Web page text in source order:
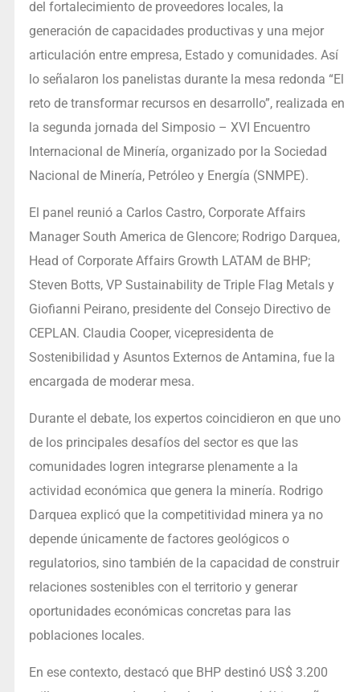
del fortalecimiento de proveedores locales, la
generación de capacidades productivas y una mejor
articulación entre empresa, Estado y comunidades. Así
lo señalaron los panelistas durante la mesa redonda “El
reto de transformar recursos en desarrollo”, realizada en
la segunda jornada del Simposio – XVI Encuentro
Internacional de Minería, organizado por la Sociedad
Nacional de Minería, Petróleo y Energía (SNMPE).
El panel reunió a Carlos Castro, Corporate Affairs
Manager South America de Glencore; Rodrigo Darquea,
Head of Corporate Affairs Growth LATAM de BHP;
Steven Botts, VP Sustainability de Triple Flag Metals y
Giofianni Peirano, presidente del Consejo Directivo de
CEPLAN. Claudia Cooper, vicepresidenta de
Sostenibilidad y Asuntos Externos de Antamina, fue la
encargada de moderar mesa.
Durante el debate, los expertos coincidieron en que uno
de los principales desafíos del sector es que las
comunidades logren integrarse plenamente a la
actividad económica que genera la minería. Rodrigo
Darquea explicó que la competitividad minera ya no
depende únicamente de factores geológicos o
regulatorios, sino también de la capacidad de construir
relaciones sostenibles con el territorio y generar
oportunidades económicas concretas para las
poblaciones locales.
En ese contexto, destacó que BHP destinó US$ 3.200